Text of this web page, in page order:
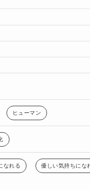
ヒューマン
なれる 優しい気持ちにな